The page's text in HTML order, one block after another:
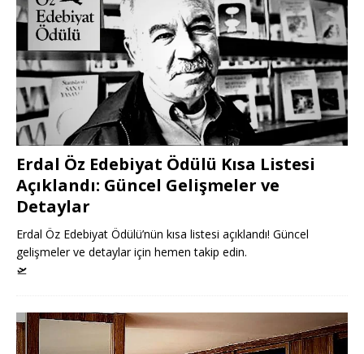
Erdal Öz Edebiyat Ödülü Kısa Listesi
Açıklandı: Güncel Gelişmeler ve
Detaylar
Erdal Öz Edebiyat Ödülü’nün kısa listesi açıklandı! Güncel
gelişmeler ve detaylar için hemen takip edin.
🛫